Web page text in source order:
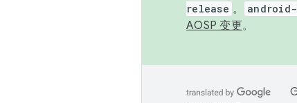
release 。
AOSP 变更。